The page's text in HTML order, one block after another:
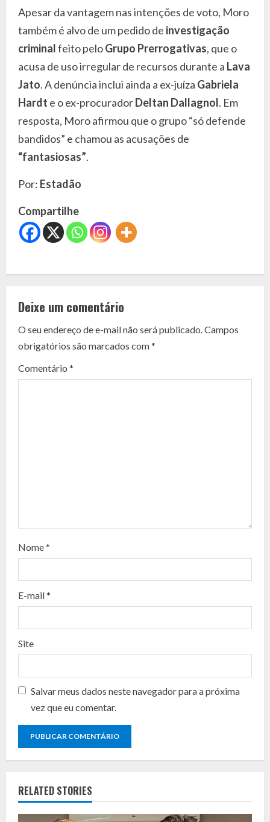
Apesar da vantagem nas intenções de voto, Moro
também é alvo de um pedido de investigação
criminalfeito peloGrupo Prerrogativas, que o
acusa de uso irregular de recursos durante a Lava
Jato. A denúncia inclui ainda a ex-juíza Gabriela
Hardt e o ex-procuradorDeltan Dallagnol. Em
resposta, Moro afirmou que o grupo “só defende
bandidos” e chamou as acusações de
“fantasiosas”.
Por: Estadão
Compartilhe
C
n
t
i
a
d
n
g
Deixe um comentário
O seu endereço de e-mail não será publicado.Campos
obrigatórios são marcados com*
Comentário *
Nome*
E-mail*
Site
Salvar meus dados neste navegador para a próxima
vez que eu comentar.
RELATED STORIES